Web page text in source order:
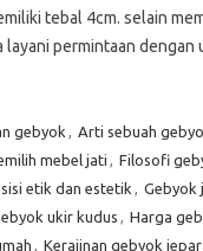
tebal 4cm. selain
layani permintaan
gebyok , Arti sebuah
mebel jati , Filosofi
etik dan estetik , Gebyok
ukir kudus , Harga
, Kerajinan gebyok